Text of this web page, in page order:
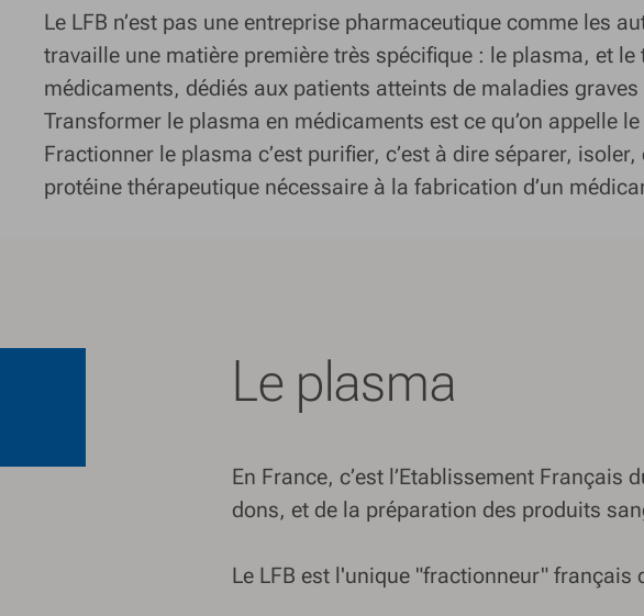
Le LFB n’est pas une entreprise pharmaceutique comme les
travaille une matière première très spécifique : le plasma, et le
médicaments, dédiés aux patients atteints de maladies graves
Transformer le plasma en médicaments est ce qu’on appelle
Fractionner le plasma c’est purifier, c’est à dire séparer,
protéine thérapeutique nécessaire à la fabrication d’un
Le plasma
En France, c’est l’Etablissement
dons, et de la préparation des produits
Le LFB est l'unique "fractionneur" français